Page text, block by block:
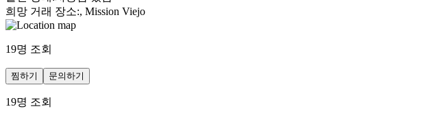
희망 거래 장소:, Mission Viejo
19명 조회
찜하기 문의하기
19명 조회